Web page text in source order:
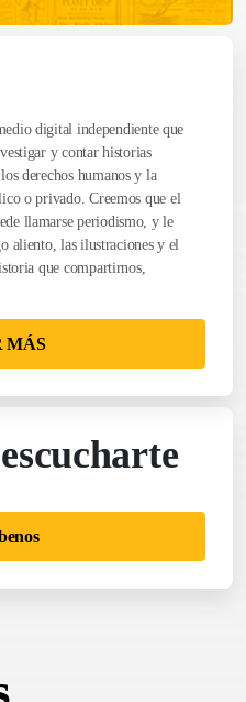
digital independiente que
y contar historias
derechos humanos y la
o privado. Creemos que el
llamarse periodismo, y le
aliento, las ilustraciones y el
que compartirnos,
MÁS